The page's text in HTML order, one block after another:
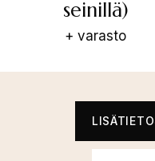
seinillä)
+ varasto